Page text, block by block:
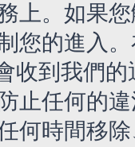
上。如果
您的進入
收到我們
止任何的
何時間移